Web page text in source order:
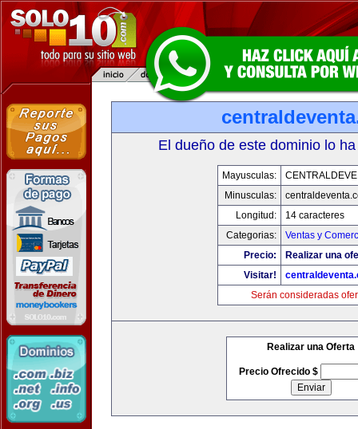
El dueño de este dominio lo
Mayusculas:
Minusculas:
Longitud:
14 caracteres
Categorias:
Ventas y
Precio:
Realizar una
Visitar!
Serán consideradas
Realizar una Oferta
Precio Ofrecido $